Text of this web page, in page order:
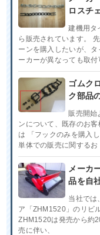
ロスチ
建機用タ
ら販売されています。
ーンを購入したいが、
ーカーが異なっても取付
ゴムク
ク部品
販売開始
ンについて、既存のお
は 「フックのみを購入
単体での販売に関するお
メーカ
品を自
当社では
ア「ZHM1520」のリビ
ZHM1520は発売から約
売に伴い、